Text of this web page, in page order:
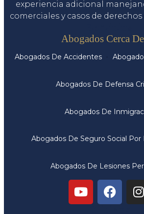
experiencia adicional
comerciales y casos de
Abogados Cerca
Abogados De Accidentes
Abogados De Defensa
Abogados De
Abogados De Seguro Social Por
Abogados De Lesiones